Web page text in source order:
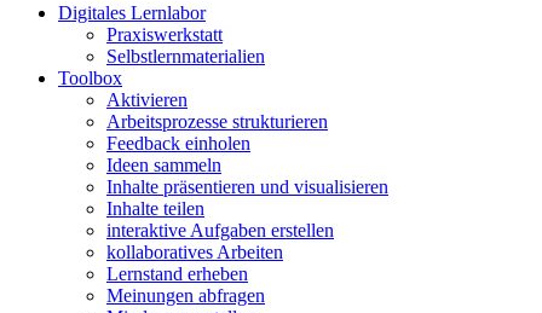
Digitales Lernlabor
Praxiswerkstatt
Selbstlernmaterialien
Toolbox
Aktivieren
Arbeitsprozesse strukturieren
Feedback einholen
Ideen sammeln
Inhalte präsentieren und visualisieren
Inhalte teilen
interaktive Aufgaben erstellen
kollaboratives Arbeiten
Lernstand erheben
Meinungen abfragen